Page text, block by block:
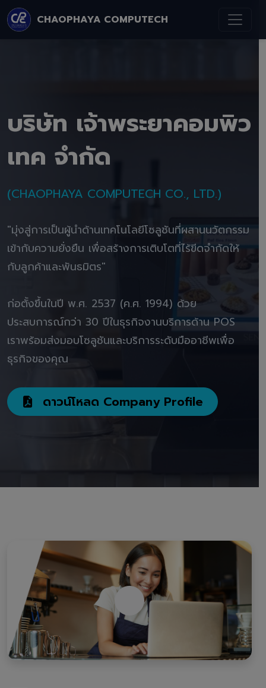
CHAOPHAYA COMPUTECH
บริษัท เจ้าพระยาคอมพิว
เทค จำกัด
(CHAOPHAYA COMPUTECH CO., LTD.)
"มุ่งสู่การเป็นผู้นำด้านเทคโนโลยีโซลูชันที่ผสานนวัตกรรม
เข้ากับความยั่งยืน เพื่อสร้างการเติบโตที่ไร้ขีดจำกัดให้
กับลูกค้าและพันธมิตร"
ก่อตั้งขึ้นในปี พ.ศ. 2537 (ค.ศ. 1994) ด้วย
ประสบการณ์กว่า 30 ปีในธุรกิจงานบริการด้าน POS
เราพร้อมส่งมอบโซลูชันและบริการระดับมืออาชีพเพื่อ
ธุรกิจของคุณ
ดาวน์โหลด Company Profile